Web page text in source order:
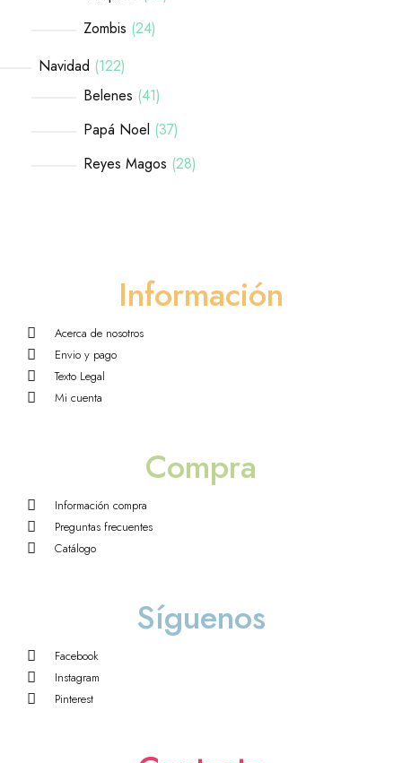
Zombis 24
Navidad 122
Belenes 41
Papá Noel 37
Reyes Magos 28
Información
Acerca de nosotros
Envio y pago
Texto Legal
Mi cuenta
Compra
Información compra
Preguntas frecuentes
Catálogo
Síguenos
Facebook
Instagram
Pinterest